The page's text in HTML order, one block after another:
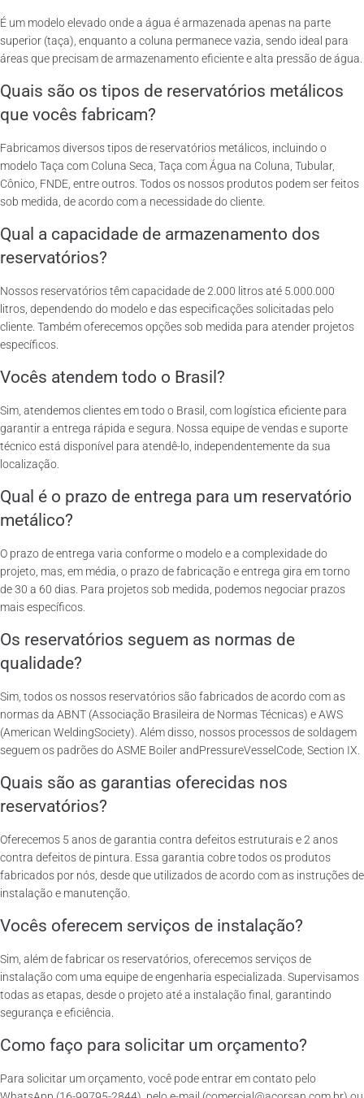
É um modelo elevado onde a água é armazenada apenas na parte
superior (taça), enquanto a coluna permanece vazia, sendo ideal para
áreas que precisam de armazenamento eficiente e alta pressão de água.
Quais são os tipos de reservatórios metálicos
que vocês fabricam?
Fabricamos diversos tipos de reservatórios metálicos, incluindo o
modelo Taça com Coluna Seca, Taça com Água na Coluna, Tubular,
Cônico, FNDE, entre outros. Todos os nossos produtos podem ser feitos
sob medida, de acordo com a necessidade do cliente.
Qual a capacidade de armazenamento dos
reservatórios?
Nossos reservatórios têm capacidade de 2.000 litros até 5.000.000
litros, dependendo do modelo e das especificações solicitadas pelo
cliente. Também oferecemos opções sob medida para atender projetos
específicos.
Vocês atendem todo o Brasil?
Sim, atendemos clientes em todo o Brasil, com logística eficiente para
garantir a entrega rápida e segura. Nossa equipe de vendas e suporte
técnico está disponível para atendê-lo, independentemente da sua
localização.
Qual é o prazo de entrega para um reservatório
metálico?
O prazo de entrega varia conforme o modelo e a complexidade do
projeto, mas, em média, o prazo de fabricação e entrega gira em torno
de 30 a 60 dias. Para projetos sob medida, podemos negociar prazos
mais específicos.
Os reservatórios seguem as normas de
qualidade?
Sim, todos os nossos reservatórios são fabricados de acordo com as
normas da ABNT (Associação Brasileira de Normas Técnicas) e AWS
(American WeldingSociety). Além disso, nossos processos de soldagem
seguem os padrões do ASME Boiler andPressureVesselCode, Section IX.
Quais são as garantias oferecidas nos
reservatórios?
Oferecemos 5 anos de garantia contra defeitos estruturais e 2 anos
contra defeitos de pintura. Essa garantia cobre todos os produtos
fabricados por nós, desde que utilizados de acordo com as instruções de
instalação e manutenção.
Vocês oferecem serviços de instalação?
Sim, além de fabricar os reservatórios, oferecemos serviços de
instalação com uma equipe de engenharia especializada. Supervisamos
todas as etapas, desde o projeto até a instalação final, garantindo
segurança e eficiência.
Como faço para solicitar um orçamento?
Para solicitar um orçamento, você pode entrar em contato pelo